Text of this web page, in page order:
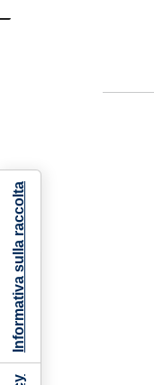
Informativa sulla raccolta